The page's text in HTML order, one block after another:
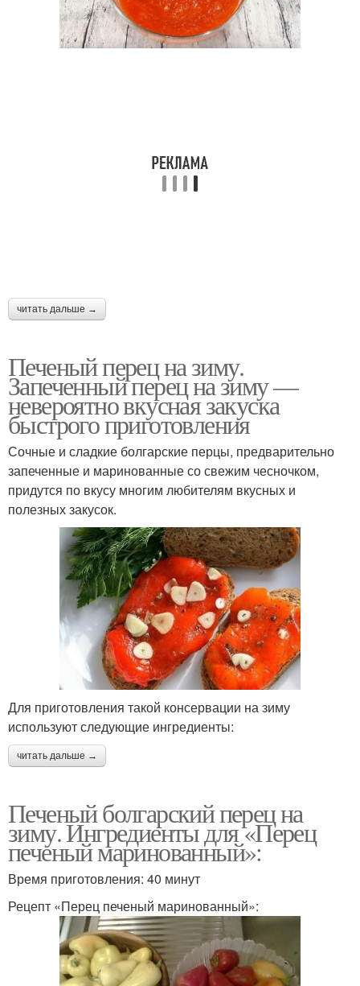
читать дальше →
Печеный перец на зиму.
Запеченный перец на зиму —
невероятно вкусная закуска
быстрого приготовления
Сочные и сладкие болгарские перцы, предварительно
запеченные и маринованные со свежим чесночком,
придутся по вкусу многим любителям вкусных и
полезных закусок.
Для приготовления такой консервации на зиму
используют следующие ингредиенты:
читать дальше →
Печеный болгарский перец на
зиму. Ингредиенты для «Перец
печеный маринованный»:
Время приготовления: 40 минут
Рецепт «Перец печеный маринованный»: